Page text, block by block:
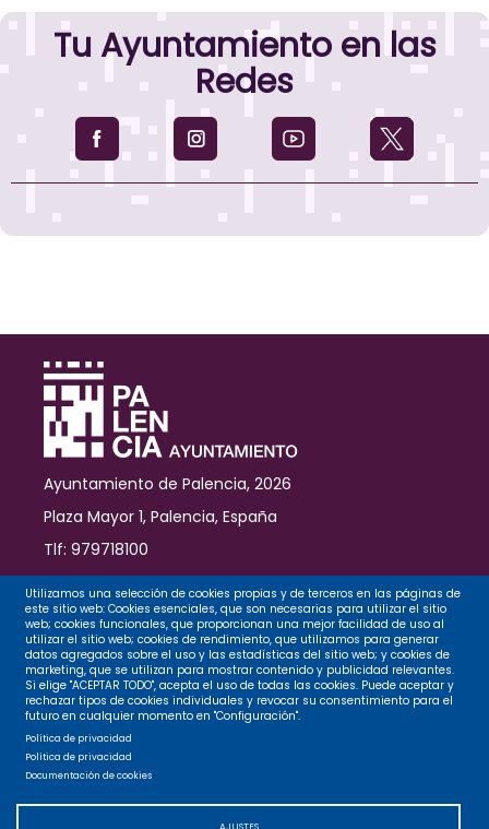
Ayuntamiento
despide
al
sido
Obispo
de
Palencia
siete
nombre
de
la
ciudad
Tu Ayuntamiento en las
Redes
Ayuntamiento de Palencia, 2026
Plaza Mayor 1, Palencia, España
Tlf: 979718100
Contacto
Legal
Privacidad
Utilizamos una selección de cookies propias y de terceros en las páginas de
este sitio web: Cookies esenciales, que son necesarias para utilizar el sitio
web; cookies funcionales, que proporcionan una mejor facilidad de uso al
utilizar el sitio web; cookies de rendimiento, que utilizamos para generar
datos agregados sobre el uso y las estadísticas del sitio web; y cookies de
marketing, que se utilizan para mostrar contenido y publicidad relevantes.
Si elige "ACEPTAR TODO", acepta el uso de todas las cookies. Puede aceptar y
rechazar tipos de cookies individuales y revocar su consentimiento para el
futuro en cualquier momento en "Configuración".
Política de privacidad
Política de privacidad
Documentación de cookies